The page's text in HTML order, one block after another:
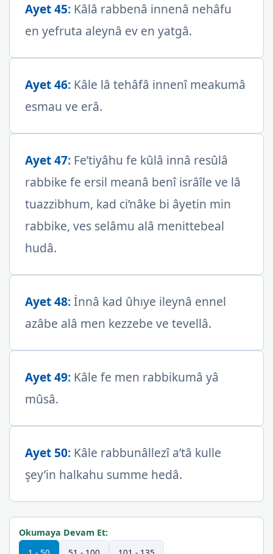
Ayet 45: Kâlâ rabbenâ innenâ nehâfu
en yefruta aleynâ ev en yatgâ.
Ayet 46: Kâle lâ tehâfâ innenî meakumâ
esmau ve erâ.
Ayet 47: Fe’tiyâhu fe kûlâ innâ resûlâ
rabbike fe ersil meanâ benî isrâîle ve lâ
tuazzibhum, kad ci’nâke bi âyetin min
rabbike, ves selâmu alâ menittebeal
hudâ.
Ayet 48:İnnâ kad ûhıye ileynâ ennel
azâbe alâ men kezzebe ve tevellâ.
Ayet 49: Kâle fe men rabbikumâ yâ
mûsâ.
Ayet 50: Kâle rabbunâllezî a’tâ kulle
şey’in halkahu summe hedâ.
Okumaya Devam Et: